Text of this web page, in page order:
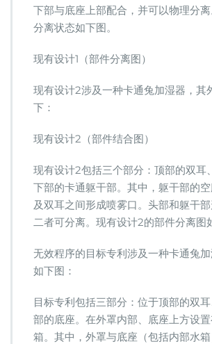
下部与底座上部配合，并可以物理分
分离状态如下图。
现有设计1（部件分离图）
现有设计2涉及一种卡通兔加湿器，其
下：
现有设计2（部件结合图）
现有设计2包括三个部分：顶部的双耳
下部的卡通躯干部。其中，躯干部的
及双耳之间形成喷雾口。头部和躯干
二者可分离。现有设计2的部件分离图
无效程序的目标专利涉及一种卡通兔
如下图：
目标专利包括三部分：位于顶部的双
部的底座。在外罩内部、底座上方设
箱。其中，外罩与底座（包括内部水